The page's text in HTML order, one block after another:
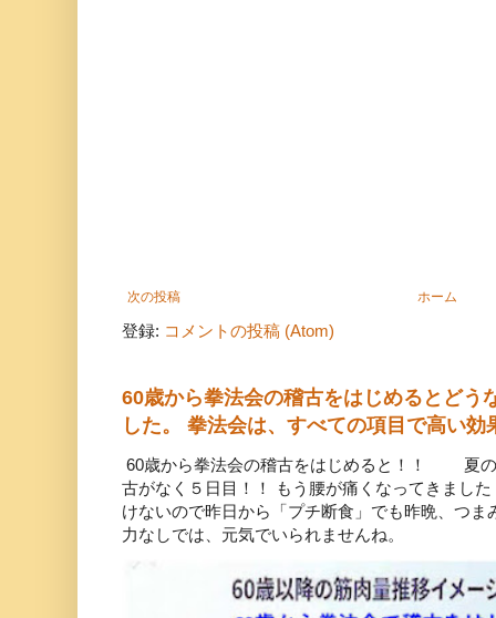
次の投稿 ホーム
登録: コメントの投稿 (Atom)
60歳から拳法会の稽古をはじめるとど
した。 拳法会は、すべての項目で高い効
60歳から拳法会の稽古をはじめると！！ 夏の
古がなく５日目！！ もう腰が痛くなってきまし
けないので昨日から「プチ断食」でも昨晩、
力なしでは、元気でいられませんね。